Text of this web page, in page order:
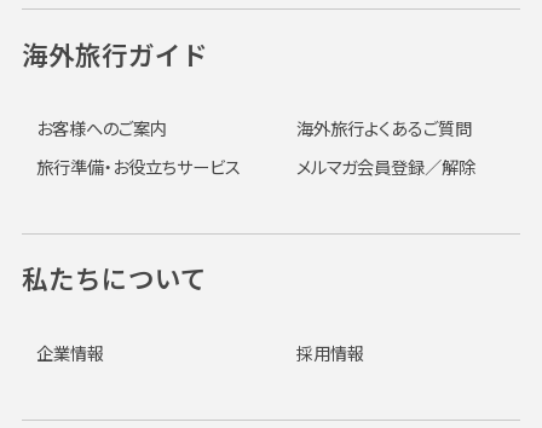
海外旅行ガイド
お客様へのご案内
海外旅行よくあるご質問
旅行準備・お役立ちサービス
メルマガ会員登録／解除
私たちについて
企業情報 採用情報